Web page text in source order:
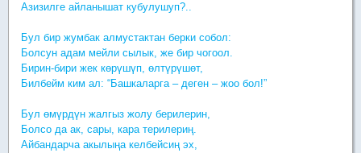
Азизилге айланышат кубулушуп?..
Бул бир жумбак алмустактан берки собол:
Болсун адам мейли сылык, же бир чогоол.
Бирин-бири жек көрүшүп, өлтүрүшөт,
Билбейм ким ал: “Башкаларга – деген – жоо бол!”
Бул өмүрдүн жалгыз жолу берилерин,
Болсо да ак, сары, кара терилериң.
Айбандарча акылыңа келбейсиң эх,